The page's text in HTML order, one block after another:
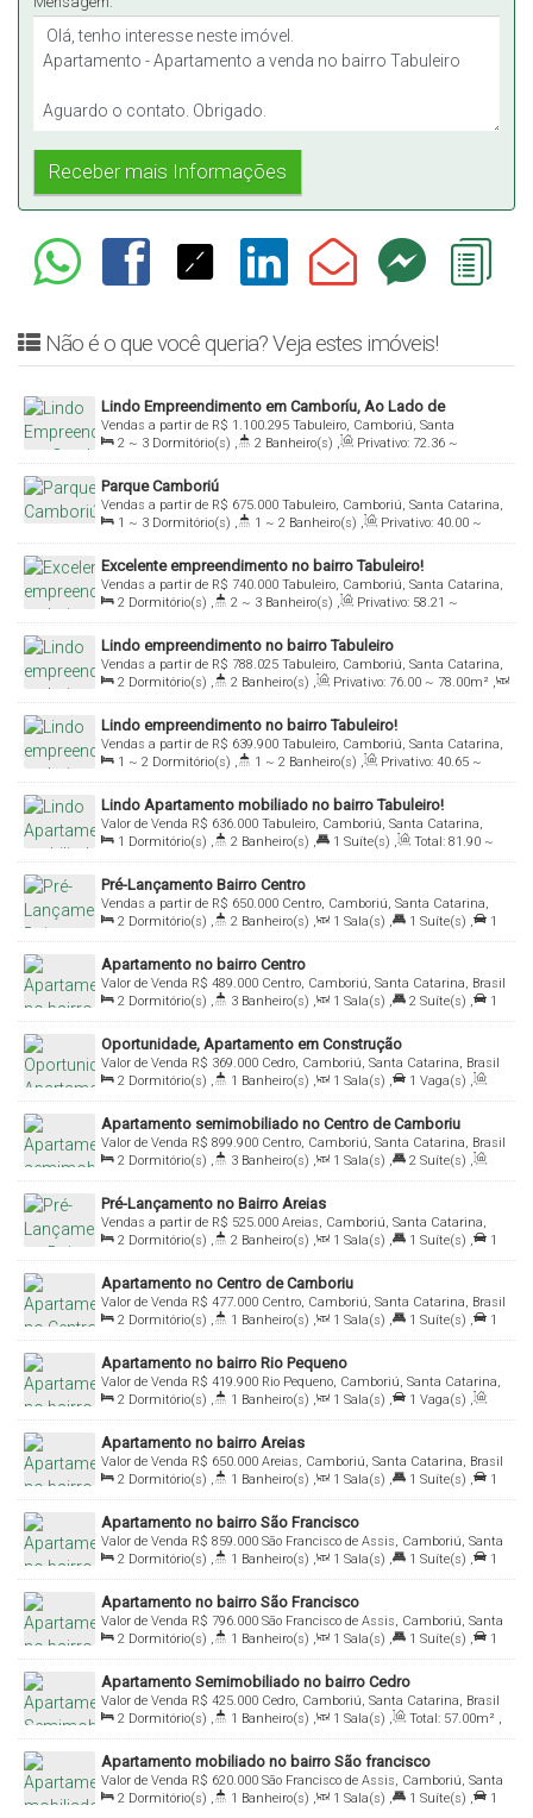
Não é o que você queria? Veja estes imóveis!
Lindo Empreendimento em Camboríu, Ao Lado de
Balneário Camboriú
R$ 1.100.295
Vendas a partir de
Tabuleiro, Camboriú, Santa
Catarina, Brasil
2 ~ 3 Dormitório(s) , 2 Banheiro(s) , Privativo: 72.36 ~
93.94m² , 1 Sala(s) , 1 Suíte(s) , 1 Vaga(s)
Parque Camboriú
R$ 675.000
Vendas a partir de
Tabuleiro, Camboriú, Santa Catarina,
Brasil1 ~ 3 Dormitório(s) , 1 ~ 2 Banheiro(s) , Privativo: 40.00 ~
84.00m² , 1 Sala(s) , 1 Suíte(s) , 1 Vaga(s)
Excelente empreendimento no bairro Tabuleiro!
R$ 740.000
Vendas a partir de
Tabuleiro, Camboriú, Santa Catarina,
Brasil
2 Dormitório(s) , 2 ~ 3 Banheiro(s) , Privativo: 58.21 ~
67.13m² , 1 Sala(s) , 1 ~ 2 Suíte(s) , 1 Vaga(s)
Lindo empreendimento no bairro Tabuleiro
R$ 788.025
Vendas a partir de
Tabuleiro, Camboriú, Santa Catarina,
Brasil
2 Dormitório(s) , 2 Banheiro(s) , Privativo: 76.00 ~ 78.00m² ,
1 Sala(s) , 1 Suíte(s) , 1 Vaga(s)
Lindo empreendimento no bairro Tabuleiro!
R$ 639.900
Vendas a partir de
Tabuleiro, Camboriú, Santa Catarina,
Brasil1 ~ 2 Dormitório(s) , 1 ~ 2 Banheiro(s) , Privativo: 40.65 ~
70.42m² , 1 Sala(s) , 1 Suíte(s) , 1 ~ 2 Vaga(s)
Lindo Apartamento mobiliado no bairro Tabuleiro!
R$ 636.000
Valor de Venda
Tabuleiro, Camboriú, Santa Catarina,
Brasil
1 Dormitório(s) , 2 Banheiro(s) , 1 Suíte(s) , Total: 81 .90 ~
8190.00m² , 1 Vaga(s)
Pré-Lançamento Bairro Centro
R$ 650.000
Vendas a partir de
Centro, Camboriú, Santa Catarina,
Brasil
2 Dormitório(s) , 2 Banheiro(s) , 1 Sala(s) , 1 Suíte(s) ,
1
Vaga(s) , Útil: 60.00m²
Apartamento no bairro Centro
R$ 489.000
Valor de Venda
Centro, Camboriú, Santa Catarina, Brasil
2 Dormitório(s) , 3 Banheiro(s) , 1 Sala(s) , 2 Suíte(s) ,
1
Vaga(s) , Útil: 65.00m²
Oportunidade, Apartamento em Construção
R$ 369.000
Valor de Venda
Cedro, Camboriú, Santa Catarina, Brasil
2 Dormitório(s) , 1 Banheiro(s) , 1 Sala(s) , 1 Vaga(s) ,
Útil: 57.00m²
Apartamento semimobiliado no Centro de Camboriu
R$ 899.900
Valor de Venda
Centro, Camboriú, Santa Catarina, Brasil
2 Dormitório(s) , 3 Banheiro(s) , 1 Sala(s) , 2 Suíte(s) ,
Total: 102.82m² , 1 Vaga(s) , Útil: 70.35m²
Pré-Lançamento no Bairro Areias
R$ 525.000
Vendas a partir de
Areias, Camboriú, Santa Catarina,
Brasil
2 Dormitório(s) , 2 Banheiro(s) , 1 Sala(s) , 1 Suíte(s) ,
1
Vaga(s) , Útil: 55.00m²
Apartamento no Centro de Camboriu
R$ 477.000
Valor de Venda
Centro, Camboriú, Santa Catarina, Brasil
2 Dormitório(s) , 1 Banheiro(s) , 1 Sala(s) , 1 Suíte(s) ,
1
Vaga(s) , Útil: 56.00m²
Apartamento no bairro Rio Pequeno
R$ 419.900
Valor de Venda
Rio Pequeno, Camboriú, Santa Catarina,
Brasil
2 Dormitório(s) , 1 Banheiro(s) , 1 Sala(s) , 1 Vaga(s) ,
Útil: 57.72m²
Apartamento no bairro Areias
R$ 650.000
Valor de Venda
Areias, Camboriú, Santa Catarina, Brasil
2 Dormitório(s) , 1 Banheiro(s) , 1 Sala(s) , 1 Suíte(s) ,
1
Vaga(s) , Útil: 79.84m²
Apartamento no bairro São Francisco
R$ 859.000
Valor de Venda
São Francisco de Assis, Camboriú, Santa
Catarina, Brasil
2 Dormitório(s) , 1 Banheiro(s) , 1 Sala(s) , 1 Suíte(s) ,
1
Vaga(s) , Útil: 64.69m²
Apartamento no bairro São Francisco
R$ 796.000
Valor de Venda
São Francisco de Assis, Camboriú, Santa
Catarina, Brasil
2 Dormitório(s) , 1 Banheiro(s) , 1 Sala(s) , 1 Suíte(s) ,
1
Vaga(s) , Útil: 58.73m²
Apartamento Semimobiliado no bairro Cedro
R$ 425.000
Valor de Venda
Cedro, Camboriú, Santa Catarina, Brasil
2 Dormitório(s) , 1 Banheiro(s) , 1 Sala(s) , Total: 57.00m² ,
1 Vaga(s) , Útil: 53.00m²
Apartamento mobiliado no bairro São francisco
R$ 620.000
Valor de Venda
São Francisco de Assis, Camboriú, Santa
Catarina, Brasil
2 Dormitório(s) , 1 Banheiro(s) , 1 Sala(s) , 1 Suíte(s) ,
1